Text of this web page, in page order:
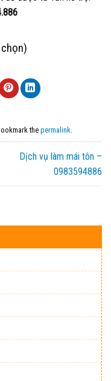
the permalink.
Dịch vụ làm mái tôn –
0983594886